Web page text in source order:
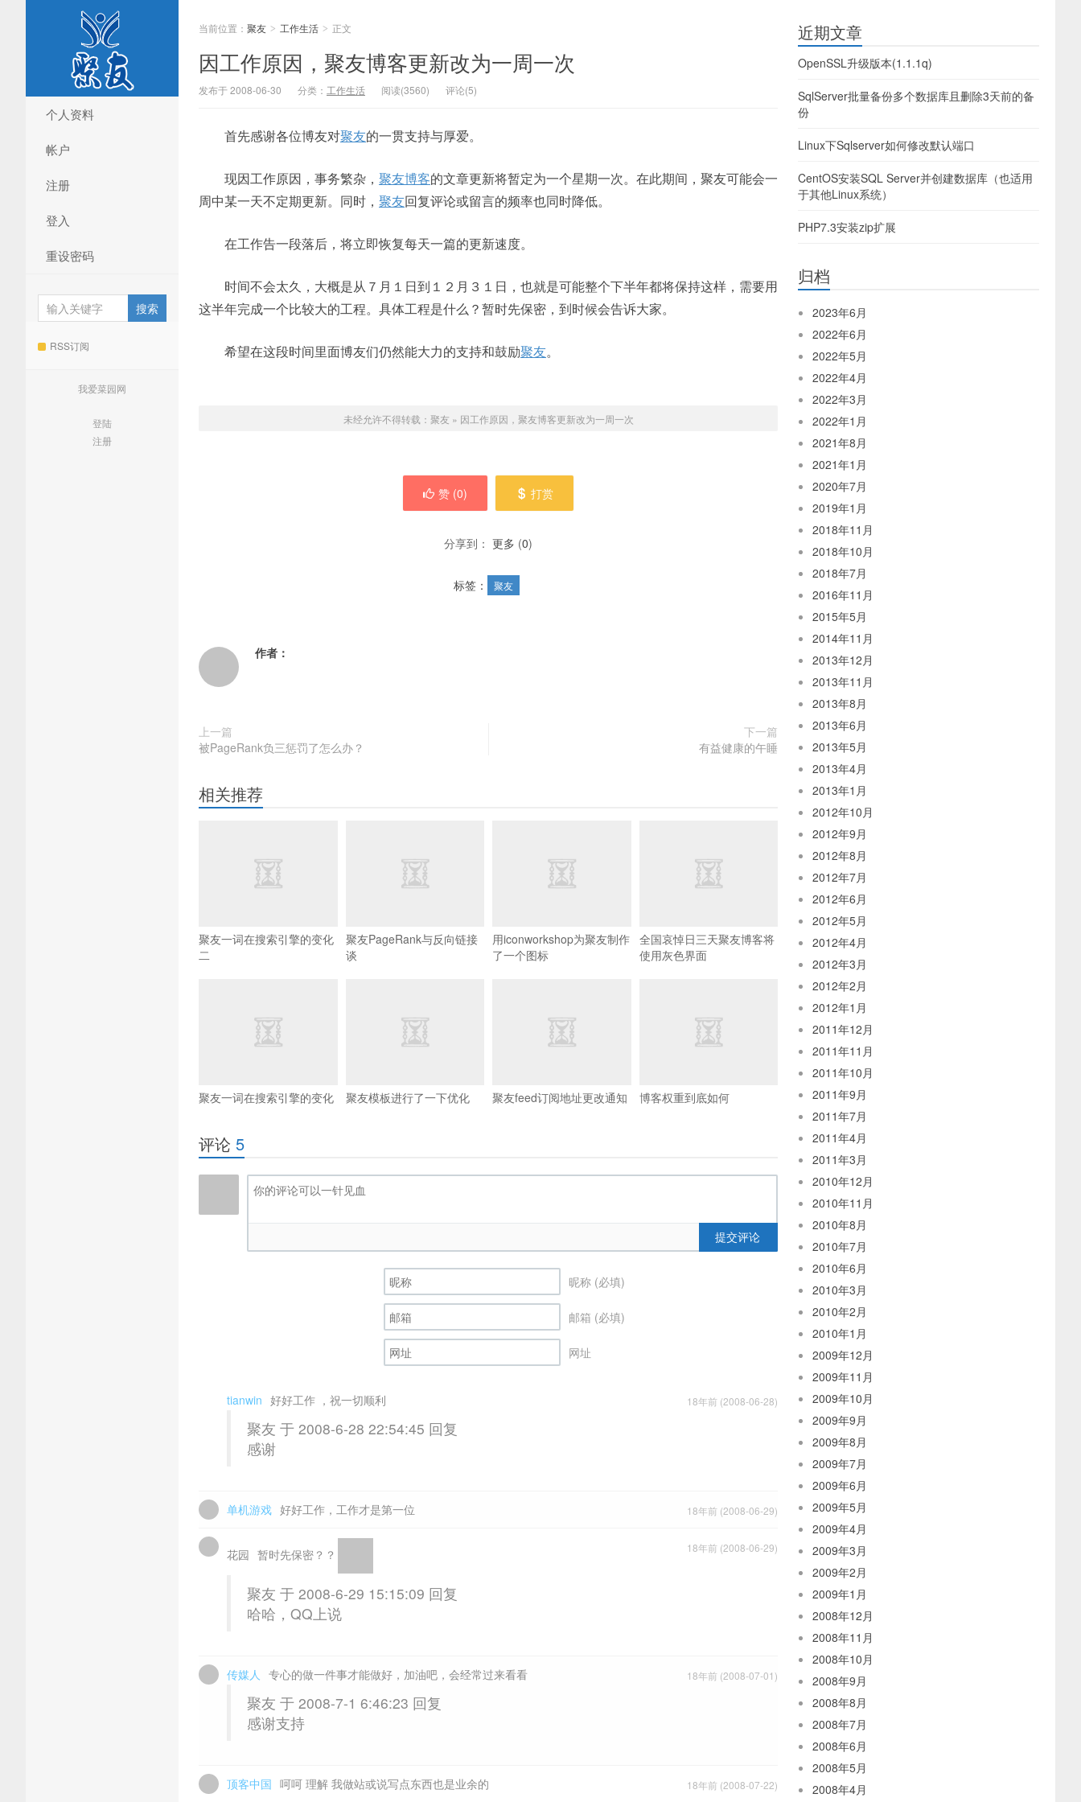
个人资料
帐户
注册
登入
重设密码
RSS订阅
我爱菜园网
登陆
注册
当前位置： 聚友 > 工作生活 > 正文
因工作原因，聚友博客更新改为一周一次
发布于 2008-06-30 分类： 工作生活 阅读(3560) 评论(5)
首先感谢各位博友对聚友的一贯支持与厚爱。
现因工作原因，事务繁杂， 聚友博客的文章更新将暂定为一个星期一次。在此期间，聚友可能会一
周中某一天不定期更新。同时， 聚友回复评论或留言的频率也同时降低。
在工作告一段落后，将立即恢复每天一篇的更新速度。
时间不会太久，大概是从７月１日到１２月３１日，也就是可能整个下半年都将保持这样，需要用
这半年完成一个比较大的工程。具体工程是什么？暂时先保密，到时候会告诉大家。
希望在这段时间里面博友们仍然能大力的支持和鼓励聚友。
未经允许不得转载： 聚友 » 因工作原因，聚友博客更新改为一周一次
赞 (0) 打赏
分享到： 更多 (0)
标签： 聚友
作者：
上一篇
被PageRank负三惩罚了怎么办？
下一篇
有益健康的午睡
相关推荐
聚友一词在搜索引擎的变化
二
聚友PageRank与反向链接
谈
用iconworkshop为聚友制作
了一个图标
全国哀悼日三天聚友博客将
使用灰色界面
聚友一词在搜索引擎的变化 聚友模板进行了一下优化 聚友feed订阅地址更改通知 博客权重到底如何
评论 5
提交评论
昵称 (必填)
邮箱 (必填)
网址
tianwin 好好工作 ，祝一切顺利
聚友 于 2008-6-28 22:54:45 回复
感谢
18年前 (2008-06-28)
单机游戏 好好工作，工作才是第一位 18年前 (2008-06-29)
花园 暂时先保密？？
聚友 于 2008-6-29 15:15:09 回复
哈哈，QQ上说
18年前 (2008-06-29)
传媒人 专心的做一件事才能做好，加油吧，会经常过来看看
聚友 于 2008-7-1 6:46:23 回复
感谢支持
18年前 (2008-07-01)
顶客中国 呵呵 理解 我做站或说写点东西也是业余的 18年前 (2008-07-22)
近期文章
OpenSSL升级版本(1.1.1q)
SqlServer批量备份多个数据库且删除3天前的备
份
Linux下Sqlserver如何修改默认端口
CentOS安装SQL Server并创建数据库（也适用
于其他Linux系统）
PHP7.3安装zip扩展
归档
2023年6月
2022年6月
2022年5月
2022年4月
2022年3月
2022年1月
2021年8月
2021年1月
2020年7月
2019年1月
2018年11月
2018年10月
2018年7月
2016年11月
2015年5月
2014年11月
2013年12月
2013年11月
2013年8月
2013年6月
2013年5月
2013年4月
2013年1月
2012年10月
2012年9月
2012年8月
2012年7月
2012年6月
2012年5月
2012年4月
2012年3月
2012年2月
2012年1月
2011年12月
2011年11月
2011年10月
2011年9月
2011年7月
2011年4月
2011年3月
2010年12月
2010年11月
2010年8月
2010年7月
2010年6月
2010年3月
2010年2月
2010年1月
2009年12月
2009年11月
2009年10月
2009年9月
2009年8月
2009年7月
2009年6月
2009年5月
2009年4月
2009年3月
2009年2月
2009年1月
2008年12月
2008年11月
2008年10月
2008年9月
2008年8月
2008年7月
2008年6月
2008年5月
2008年4月